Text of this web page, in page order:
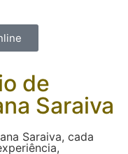
de
Saraiva
Saraiva, cada